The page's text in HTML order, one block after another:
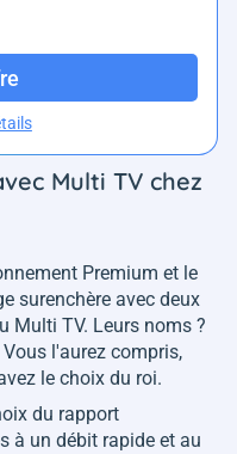
Multi TV chez
Premium et le
surenchère avec deux
Multi TV. Leurs noms ?
l'aurez compris,
le choix du roi.
du rapport
à un débit rapide et au